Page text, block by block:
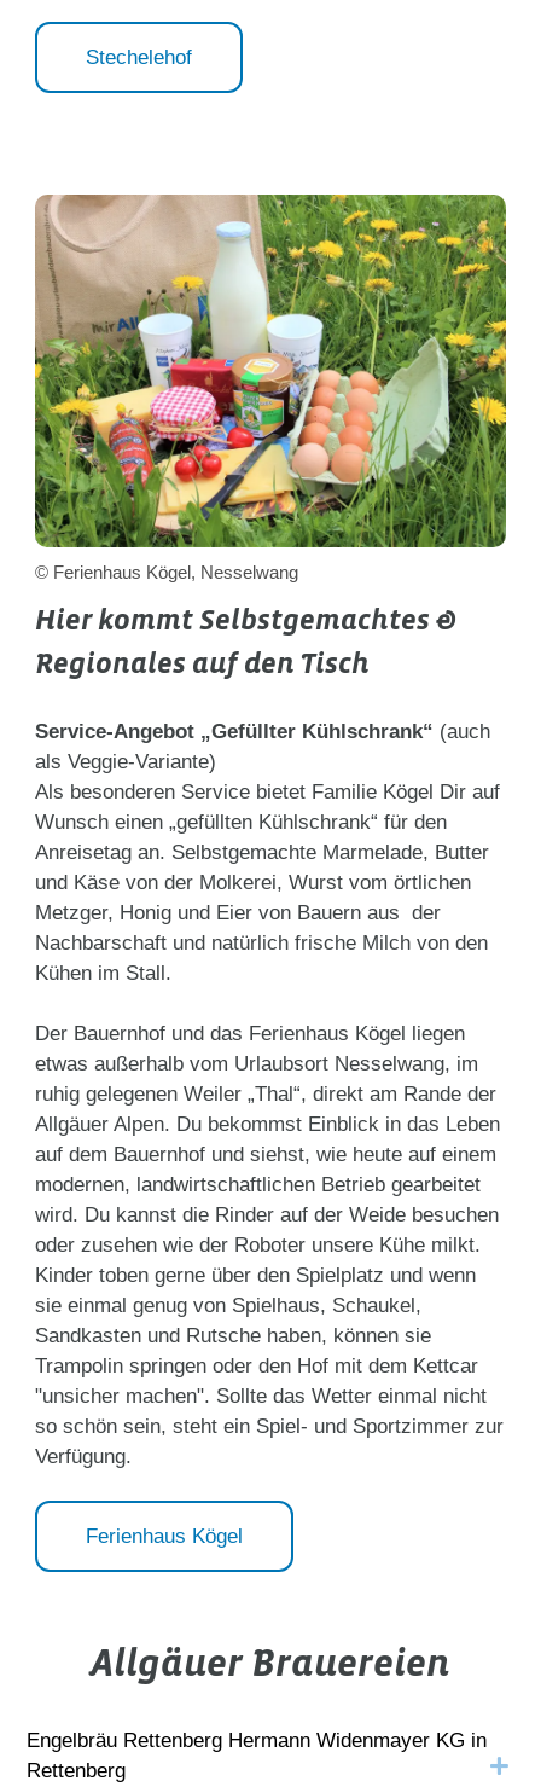
Stechelehof
© Ferienhaus Kögel, Nesselwang
Hier kommt Selbstgemachtes &
Regionales auf den Tisch
Service-Angebot „Gefüllter Kühlschrank“ (auch
als Veggie-Variante)
Als besonderen Service bietet Familie Kögel Dir auf
Wunsch einen „gefüllten Kühlschrank“ für den
Anreisetag an. Selbstgemachte Marmelade, Butter
und Käse von der Molkerei, Wurst vom örtlichen
Metzger, Honig und Eier von Bauern aus der
Nachbarschaft und natürlich frische Milch von den
Kühen im Stall.
Der Bauernhof und das Ferienhaus Kögel liegen
etwas außerhalb vom Urlaubsort Nesselwang, im
ruhig gelegenen Weiler „Thal“, direkt am Rande der
Allgäuer Alpen. Du bekommst Einblick in das Leben
auf dem Bauernhof und siehst, wie heute auf einem
modernen, landwirtschaftlichen Betrieb gearbeitet
wird. Du kannst die Rinder auf der Weide besuchen
oder zusehen wie der Roboter unsere Kühe milkt.
Kinder toben gerne über den Spielplatz und wenn
sie einmal genug von Spielhaus, Schaukel,
Sandkasten und Rutsche haben, können sie
Trampolin springen oder den Hof mit dem Kettcar
"unsicher machen". Sollte das Wetter einmal nicht
so schön sein, steht ein Spiel- und Sportzimmer zur
Verfügung.
Ferienhaus Kögel
Allgäuer Brauereien
Engelbräu Rettenberg Hermann Widenmayer KG in
Rettenberg